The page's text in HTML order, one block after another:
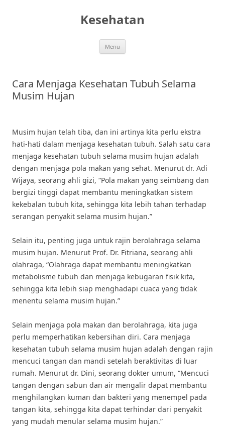
Kesehatan
Menu
Cara Menjaga Kesehatan Tubuh Selama
Musim Hujan
Musim hujan telah tiba, dan ini artinya kita perlu ekstra
hati-hati dalam menjaga kesehatan tubuh. Salah satu cara
menjaga kesehatan tubuh selama musim hujan adalah
dengan menjaga pola makan yang sehat. Menurut dr. Adi
Wijaya, seorang ahli gizi, “Pola makan yang seimbang dan
bergizi tinggi dapat membantu meningkatkan sistem
kekebalan tubuh kita, sehingga kita lebih tahan terhadap
serangan penyakit selama musim hujan.”
Selain itu, penting juga untuk rajin berolahraga selama
musim hujan. Menurut Prof. Dr. Fitriana, seorang ahli
olahraga, “Olahraga dapat membantu meningkatkan
metabolisme tubuh dan menjaga kebugaran fisik kita,
sehingga kita lebih siap menghadapi cuaca yang tidak
menentu selama musim hujan.”
Selain menjaga pola makan dan berolahraga, kita juga
perlu memperhatikan kebersihan diri. Cara menjaga
kesehatan tubuh selama musim hujan adalah dengan rajin
mencuci tangan dan mandi setelah beraktivitas di luar
rumah. Menurut dr. Dini, seorang dokter umum, “Mencuci
tangan dengan sabun dan air mengalir dapat membantu
menghilangkan kuman dan bakteri yang menempel pada
tangan kita, sehingga kita dapat terhindar dari penyakit
yang mudah menular selama musim hujan.”